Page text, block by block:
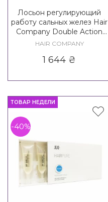
Лосьон регулирующий
работу сальных желез Hair
Company Double Action
Sebo Balance Lotion
HAIR COMPANY
1 644 ₴
ТОВАР НЕДЕЛИ
-40%